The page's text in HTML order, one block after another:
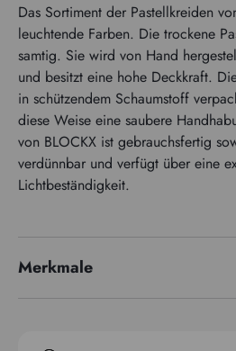
Das Sortiment der Pastellkreiden
leuchtende Farben. Die trockene
samtig. Sie wird von Hand
und besitzt eine hohe Deckkraft.
in schützendem Schaumstoff
diese Weise eine saubere
von BLOCKX ist gebrauchsfertig
verdünnbar und verfügt über eine
Lichtbeständigkeit.
Merkmale